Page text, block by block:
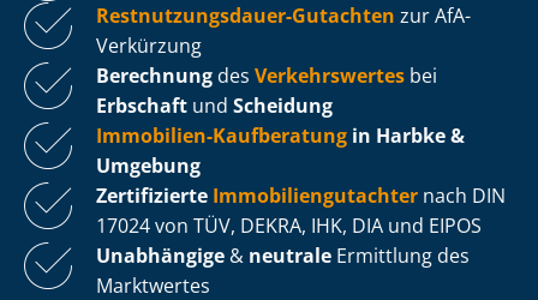
Rest­nut­zungs­dau­er-Gutachten zur AfA-
Verkürzung
Berechnung des Verkehrswertes bei
Erbschaft und Scheidung
Immobilien-Kaufberatung in Harbke &
Umgebung
Zertifizierte Im­mo­bi­li­en­gut­ach­ter nach DIN
17024 von TÜV, DEKRA, IHK, DIA und EIPOS
Unabhängige & neutrale Ermittlung des
Marktwertes